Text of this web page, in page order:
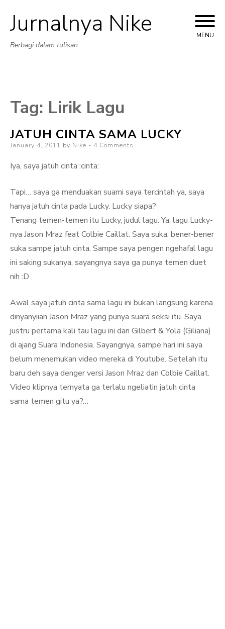
Skip
Jurnalnya Nike
Berbagi dalam tulisan
MENU
Tag: Lirik Lagu
JATUH CINTA SAMA LUCKY
Posted
January 4, 2011 by Nike 4 Comments
Iya, saya jatuh cinta :cinta:
Tapi… saya ga menduakan suami saya tercintah ya, saya
hanya jatuh cinta pada Lucky. Lucky siapa?
Tenang temen-temen itu Lucky, judul lagu. Ya, lagu Lucky-
nya Jason Mraz feat Colbie Caillat. Saya suka, bener-bener
suka sampe jatuh cinta. Sampe saya pengen ngehafal lagu
ini saking sukanya, sayangnya saya ga punya temen duet
nih :D
Awal saya jatuh cinta sama lagu ini bukan langsung karena
dinyanyiian Jason Mraz yang punya suara seksi itu. Saya
justru pertama kali tau lagu ini dari Gilbert & Yola (Giliana)
di ajang Suara Indonesia. Sayangnya, sampe hari ini saya
belum menemukan video mereka di Youtube. Setelah itu
baru deh saya denger versi Jason Mraz dan Colbie Caillat.
Video klipnya ternyata ga terlalu ngeliatin jatuh cinta
sama temen gitu ya?…